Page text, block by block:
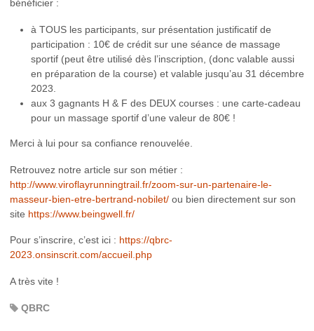
bénéficier :
à TOUS les participants, sur présentation justificatif de
participation : 10€ de crédit sur une séance de massage
sportif (peut être utilisé dès l’inscription, (donc valable aussi
en préparation de la course) et valable jusqu’au 31 décembre
2023.
aux 3 gagnants H & F des DEUX courses : une carte-cadeau
pour un massage sportif d’une valeur de 80€ !
Merci à lui pour sa confiance renouvelée.
Retrouvez notre article sur son métier :
http://www.viroflayrunningtrail.fr/zoom-sur-un-partenaire-le-
masseur-bien-etre-bertrand-nobilet/ ou bien directement sur son
site https://www.beingwell.fr/
Pour s’inscrire, c’est ici : https://qbrc-
2023.onsinscrit.com/accueil.php
A très vite !
QBRC